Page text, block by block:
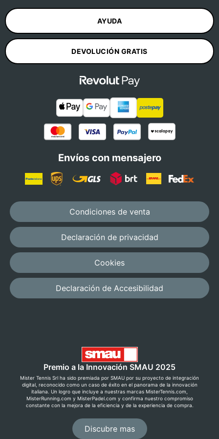
AYUDA
DEVOLUCIÓN GRATIS
Envíos con mensajero
Condiciones de venta
Declaración de privacidad
Cookies
Declaración de Accesibilidad
Premio a la Innovación SMAU 2025
Mister Tennis Srl ha sido premiada por SMAU por su proyecto de integración
digital, reconocido como un caso de éxito en el panorama de la innovación
italiana. Un logro que incluye a nuestras marcas MisterTennis.com,
MisterRunning.com y MisterPadel.com y confirma nuestro compromiso
constante con la mejora de la eficiencia y de la experiencia de compra.
Discubre mas